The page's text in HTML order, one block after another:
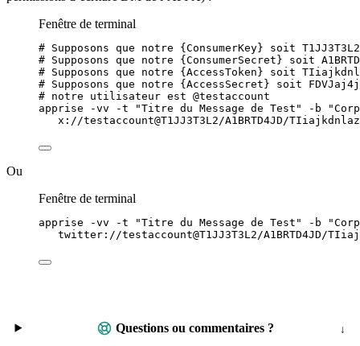
Fenêtre de terminal
# Supposons que notre {ConsumerKey} soit T1JJ3T3L2
# Supposons que notre {ConsumerSecret} soit
# Supposons que notre {AccessToken} soit
# Supposons que notre {AccessSecret} soit
# notre utilisateur est @testaccount
apprise
-vv -t "Titre du Message de Test " -b "
x://testaccount@T1JJ3T3L2/A1BRTD4JD/
Ou
Fenêtre de terminal
apprise -vv -t "Titre du Message de Test " -b "
twitter://testaccount@T1JJ3T3L2/A1BRTD4JD/
Questions ou commentaires ?